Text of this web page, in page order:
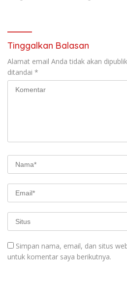
Tinggalkan Balasan
Alamat email Anda tidak akan
ditandai *
Simpan nama, email, dan situs
untuk komentar saya berikutnya.